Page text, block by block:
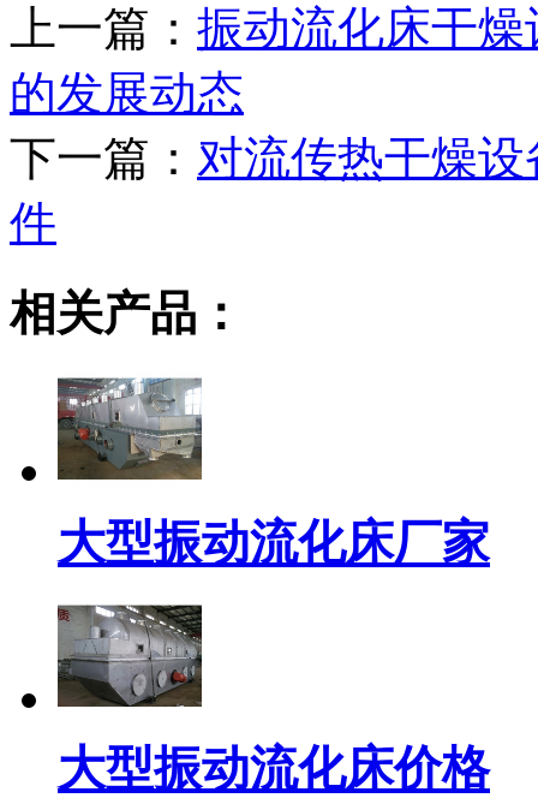
上一篇： 振动流化床干
的发展动态
下一篇： 对流传热干燥
件
相关产品：
大型振动流化床厂家
大型振动流化床价格